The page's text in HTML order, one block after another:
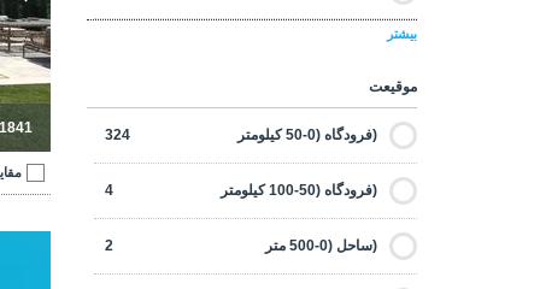
جکوزی
وسایل آشپزخانه
بیشتر
موقیعت
(فرودگاه (0-50 کیلومتر 324
(فرودگاه (50-100 کیلومتر 4
(ساحل (0-500 متر 2